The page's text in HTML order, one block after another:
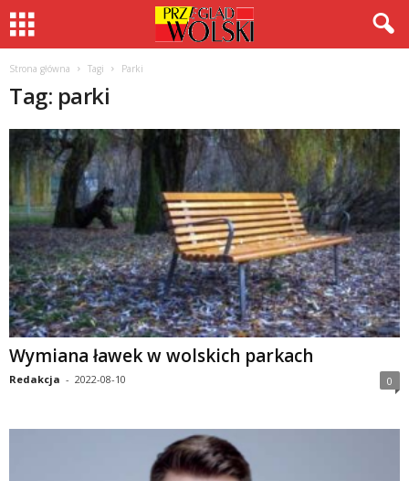
Strona główna Tagi Parki
Tag: parki
Wymiana ławek w wolskich parkach
Redakcja - 2022-08-10 0